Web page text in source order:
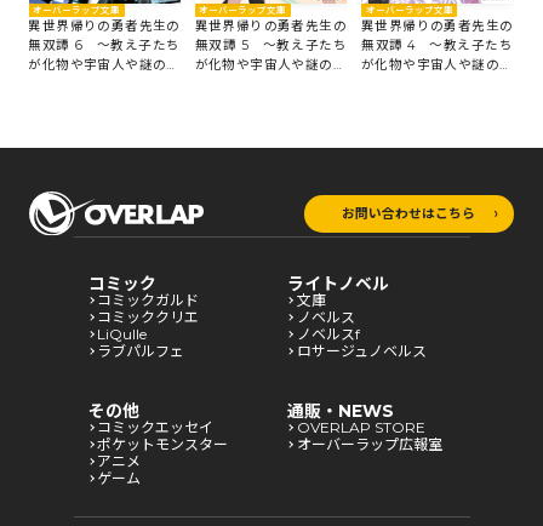
オーバーラップ文庫
異世界帰りの勇者先生の
無双譚 6 ～教え子たち
が化物や宇宙人や謎の組
オーバーラップ文庫
異世界帰りの勇者先生の
無双譚 5 ～教え子たち
が化物や宇宙人や謎の組
オーバーラップ文庫
異世界帰りの勇者先生の
無双譚 4 ～教え子たち
が化物や宇宙人や謎の組
お問い合わせはこちら
コミック
コミックガルド
コミッククリエ
LiQulle
ラブパルフェ
ライトノベル
文庫
ノベルス
ノベルスf
ロサージュノベルス
その他
コミックエッセイ
ポケットモンスター
アニメ
ゲーム
通販・NEWS
OVERLAP STORE
オーバーラップ広報室